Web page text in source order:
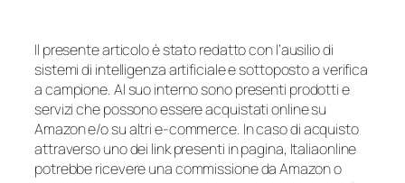
Il presente articolo è stato redatto con l’ausilio di
sistemi di intelligenza artificiale e sottoposto a verifica
a campione. Al suo interno sono presenti prodotti e
servizi che possono essere acquistati online su
Amazon e/o su altri e-commerce. In caso di acquisto
attraverso uno dei link presenti in pagina, Italiaonline
potrebbe ricevere una commissione da Amazon o